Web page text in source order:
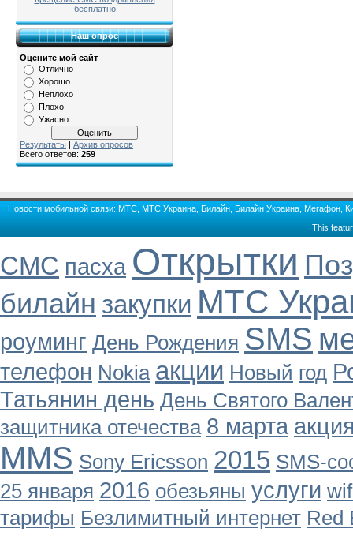
бесплатно
Наш опрос
Оцените мой сайт
Отлично
Хорошо
Неплохо
Плохо
Ужасно
Результаты | Архив опросов
Всего ответов: 259
Новости мобильной связи: МТС, МТС Украина, Билайн, Билайн Украина, Мегафон,
This
СМС пасха Открытки
билайн закупки МТС
роуминг День Рождения SMS
телефон Nokia акции Новый год
Татьянин день День Святого
защитника отечества 8 марта
MMS Sony Ericsson 2015 SMS-
25 января 2016 обезьяны услуги
тарифы Безлимитный интернет Red